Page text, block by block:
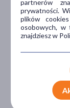
partnerów
prywatności.
plików
osobowych, w
znajdziesz w